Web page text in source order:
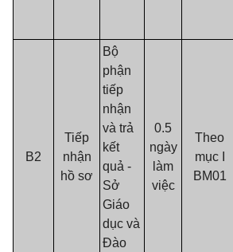
B2
Tiếp
nhận
hồ sơ
Bộ
phận
tiếp
nhận
và trả
kết
quả -
Sở
Giáo
dục và
Đào
0.5
ngày
làm
việc
Theo
mục I
BM01